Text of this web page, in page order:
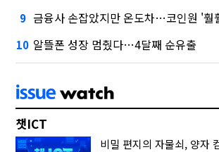
9 금융사 손잡았지만 온도차…코인원 '훨
10 알뜰폰 성장 멈췄다…4달째 순유출
챗ICT
비밀 편지의 자물쇠, 양자